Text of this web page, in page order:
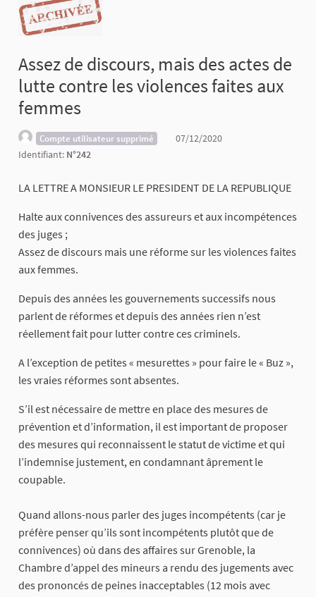
Assez de discours, mais des actes de
lutte contre les violences faites aux
femmes
Compte utilisateur supprimé
07/12/2020
Identifiant: N°242
LA LETTRE A MONSIEUR LE PRESIDENT DE LA REPUBLIQUE
Halte aux connivences des assureurs et aux incompétences
des juges ;
Assez de discours mais une réforme sur les violences faites
aux femmes.
Depuis des années les gouvernements successifs nous
parlent de réformes et depuis des années rien n’est
réellement fait pour lutter contre ces criminels.
A l’exception de petites « mesurettes » pour faire le « Buz »,
les vraies réformes sont absentes.
S’il est nécessaire de mettre en place des mesures de
prévention et d’information, il est important de proposer
des mesures qui reconnaissent le statut de victime et qui
l’indemnise justement, en condamnant âprement le
coupable.
Quand allons-nous parler des juges incompétents (car je
préfère penser qu’ils sont incompétents plutôt que de
connivences) où dans des affaires sur Grenoble, la
Chambre d’appel des mineurs a rendu des jugements avec
des prononcés de peines inacceptables (12 mois avec